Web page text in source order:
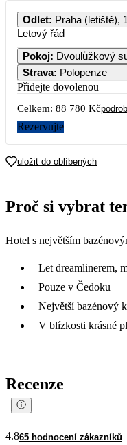
Odlet: Praha (letiště),
Letový řád
Pokoj: Dvoulůžkový
Strava: Polopenze
Přidejte dovolenou
Celkem: 88 780 Kč
Rezervujte
uložit do oblíbených
Proč si vybrat
Hotel s největším
Let dreamlinerem,
Pouze v Čedoku
Největší bazénový
V blízkosti krásné
Recenze
4.865 hodnocení zákazníků